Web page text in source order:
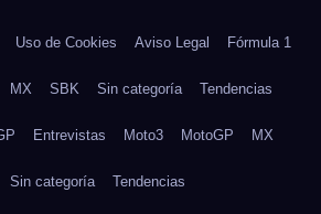
Uso de Cookies Aviso Legal Fórmula 1
MX SBK Sin categoría Tendencias
Entrevistas Moto3 MotoGP MX
Sin categoría Tendencias